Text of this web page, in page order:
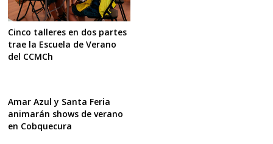
Cinco talleres en dos partes
trae la Escuela de Verano
del CCMCh
Amar Azul y Santa Feria
animarán shows de verano
en Cobquecura